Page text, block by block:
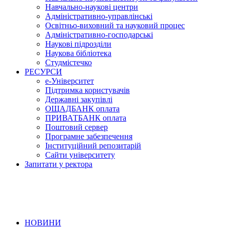
Навчально-наукові центри
Адміністративно-управлінські
Освітньо-виховний та науковий процес
Адміністративно-господарські
Наукові підрозділи
Наукова бібліотека
Студмістечко
РЕСУРСИ
е-Університет
Підтримка користувачів
Державні закупівлі
ОЩАДБАНК оплата
ПРИВАТБАНК оплата
Поштовий сервер
Програмне забезпечення
Інституційний репозитарій
Сайти університету
Запитати у ректора
НОВИНИ